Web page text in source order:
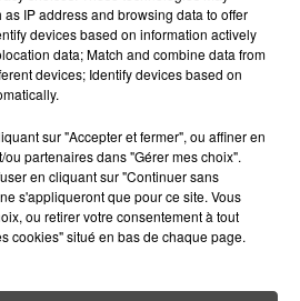
L'ACTU DE LA RÉGION ET
L'APPLICATION MOBILE
RCA
Voir toute l'équipe RCA
IP address and browsing data to offer
devices based on information actively
data; Match and combine data from
devices; Identify devices based on
sur "Accepter et fermer", ou affiner en
partenaires dans "Gérer mes choix".
en cliquant sur "Continuer sans
s'appliqueront que pour ce site. Vous
ou retirer votre consentement à tout
cookies" situé en bas de chaque page.